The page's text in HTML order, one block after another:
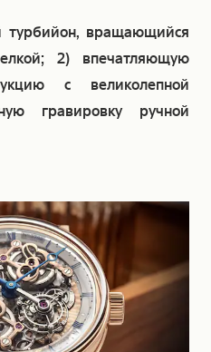
турбийон, вращающийся
2) впечатляющую
с великолепной
гравировку ручной